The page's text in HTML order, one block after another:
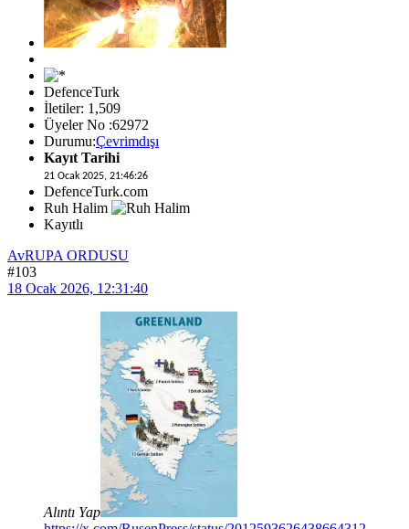
DefenceTurk
İletiler: 1,509
Üyeler No :62972
Durumu:Çevrimdışı
Kayıt Tarihi
21 Ocak 2025, 21:46:26
DefenceTurk.com
Ruh Halim
Kayıtlı
AvRUPA ORDUSU
#103
18 Ocak 2026, 12:31:40
Alıntı Yap